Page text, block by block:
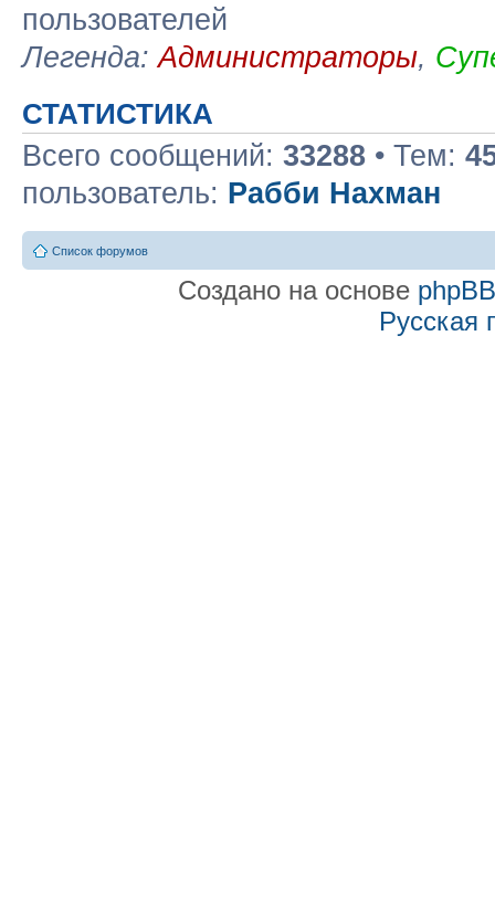
пользователей
Легенда:Администраторы,
СТАТИСТИКА
Всего сообщений: 33288 • Тем:
пользователь: Рабби Нахман
Список форумов
Создано на основе phpBB
Русская